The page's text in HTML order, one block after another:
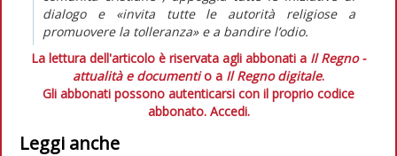
dialogo e «invita tutte le autorità religiose a
promuovere la tolleranza» e a bandire l’odio.
La lettura dell'articolo è riservata agli abbonati a Il Regno -
attualità e documentio a Il Regno digitale.
Gli abbonati possono autenticarsi con il proprio codice
abbonato. Accedi.
Leggi anche